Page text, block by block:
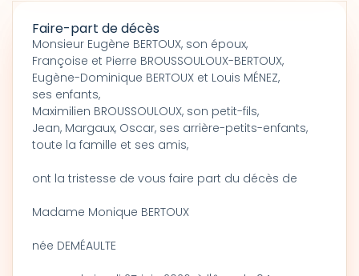
Faire-part de décès
Monsieur Eugène BERTOUX, son époux,
Françoise et Pierre BROUSSOULOUX-BERTOUX,
Eugène-Dominique BERTOUX et Louis MÉNEZ,
ses enfants,
Maximilien BROUSSOULOUX, son petit-fils,
Jean, Margaux, Oscar, ses arrière-petits-enfants,
toute la famille et ses amis,
ont la tristesse de vous faire part du décès de
Madame Monique BERTOUX
née DEMÉAULTE